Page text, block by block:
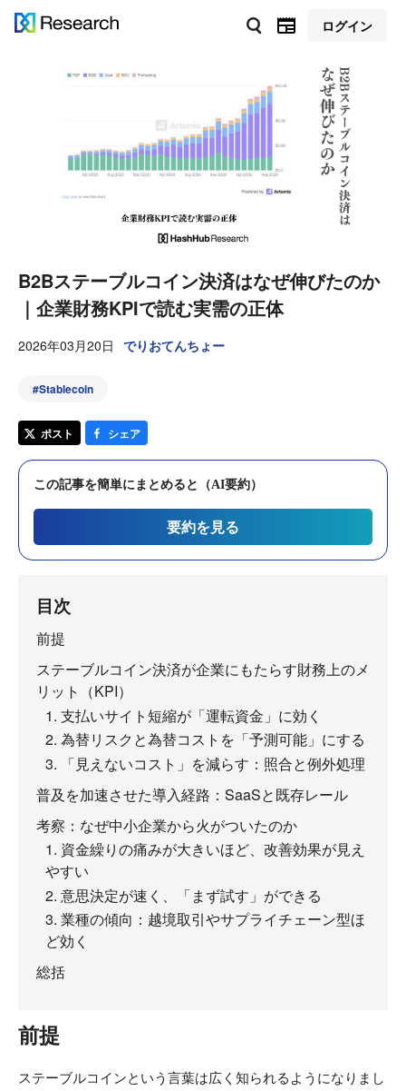
ログイン
B2Bステーブルコイン決済はなぜ伸びたのか
｜企業財務KPIで読む実需の正体
2026年03月20日 でりおてんちょー
#Stablecoin
ポスト シェア
この記事を簡単にまとめると（AI要約）
要約を見る
目次
前提
ステーブルコイン決済が企業にもたらす財務上のメ
リット（KPI）
1. 支払いサイト短縮が「運転資金」に効く
2. 為替リスクと為替コストを「予測可能」にする
3. 「見えないコスト」を減らす：照合と例外処理
普及を加速させた導入経路：SaaSと既存レール
考察：なぜ中小企業から火がついたのか
1. 資金繰りの痛みが大きいほど、改善効果が見え
やすい
2. 意思決定が速く、「まず試す」ができる
3. 業種の傾向：越境取引やサプライチェーン型ほ
ど効く
総括
前提
ステーブルコインという言葉は広く知られるようになりまし